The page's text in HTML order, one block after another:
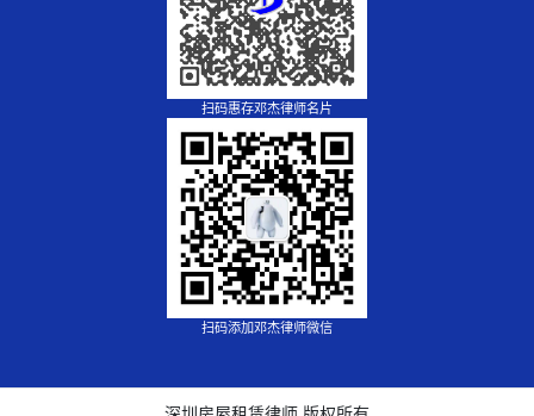
扫码惠存邓杰律师名片
扫码添加邓杰律师微信